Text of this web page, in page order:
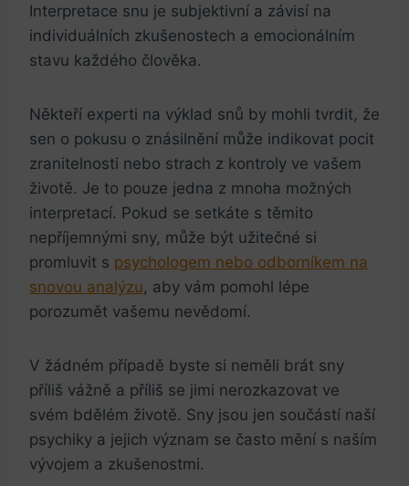
Interpretace snu je subjektivní a závisí na
individuálních zkušenostech a emocionálním
stavu každého člověka.
Někteří experti na výklad⁤ snů ⁢by mohli​ tvrdit, že
sen ‌o pokusu o znásilnění ‌může indikovat pocit
zranitelnosti nebo strach z kontroly ve vašem
životě. Je‌ to pouze jedna z mnoha možných
interpretací. Pokud se setkáte ⁤s těmito
⁤nepříjemnými sny, může být užitečné si
promluvit s psychologem nebo odborníkem na
snovou analýzu, aby vám pomohl lépe
porozumět vašemu ‍nevědomí.
V žádném případě byste‍ si neměli brát sny
příliš vážně‌ a příliš se jimi nerozkazovat ve
svém bdělém životě. Sny jsou jen⁢ součástí naší
psychiky a jejich význam se ‌často mění s naším
vývojem a zkušenostmi.⁢